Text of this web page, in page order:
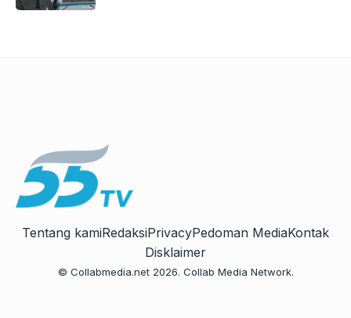
Tentang kamiRedaksiPrivacyPedoman MediaKontak
Disklaimer
© Collabmedia.net 2026. Collab Media Network.